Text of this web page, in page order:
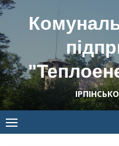
Skip
content